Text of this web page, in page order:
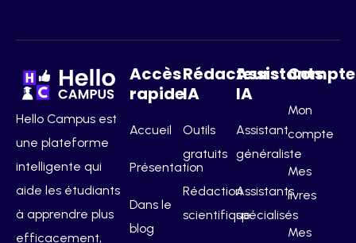
Hello Campus est
une plateforme
intelligente qui
aide les étudiants
à apprendre plus
efficacement,
Accès
rapide
Accueil
Présentation
Dans le
blog
Rédacteurs
IA
Outils
gratuits
Rédaction
scientifique
Assistants
IA
Assistant
généraliste
Assistants
spécialisés
Compte
Mon
compte
Mes
livres
Mes